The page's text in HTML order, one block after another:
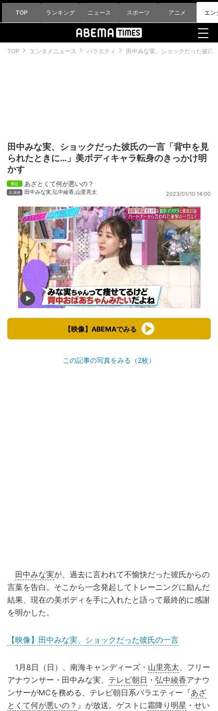
TOP ランキング ニュース スポーツ アニメ エン
TOP エンタメニュース バラエティ 田中みな実、ショックだった彼氏
田中みな実、ショックだった彼氏の一言「背中を見
られたときに…」美ボディキャラ転身のきっかけ明
かす
あざとくて何が悪いの？
田中みな実,弘中綾香,山里亮太 2023/01/10 14:00
【映像】ABEMAでみる
この記事の写真をみる（2枚）
田中みな実が、過去に言われて不愉快だった彼氏からの
言葉を告白。そこから一念発起してトレーニングに励んだ
結果、現在の美ボディを手に入れたと語って最終的に感謝
を明かした。
【映像】田中みな実、ショックだった彼氏の一言
1月8日（日）、南海キャンディーズ・ 山里亮太、フリー
アナウンサー・田中みな実、 テレビ朝日 ・ 弘中綾香アナウ
ンサーがMCを務める、テレビ朝日系バラエティー『あざ
とくて何が悪いの？ 』が放送。ゲストに霜降り明星 ・せい